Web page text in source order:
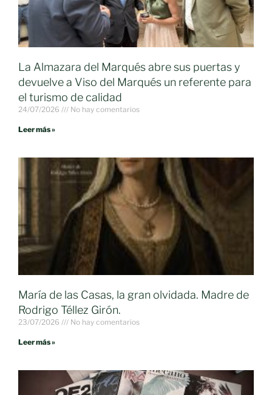
La Almazara del Marqués abre sus puertas y
devuelve a Viso del Marqués un referente para
el turismo de calidad
24/07/2026 No hay comentarios
Leer más »
María de las Casas, la gran olvidada. Madre de
Rodrigo Téllez Girón.
23/07/2026 No hay comentarios
Leer más »